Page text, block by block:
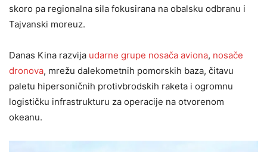
skoro pa regionalna sila fokusirana na obalsku odbranu i
Tajvanski moreuz.
Danas Kina razvija udarne grupe nosača aviona, nosače
dronova, mrežu dalekometnih pomorskih baza, čitavu
paletu hipersoničnih protivbrodskih raketa i ogromnu
logističku infrastrukturu za operacije na otvorenom
okeanu.